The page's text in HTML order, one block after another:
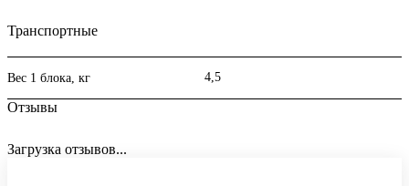
Транспортные
Вес 1 блока, кг 4,5
Отзывы
Загрузка отзывов...